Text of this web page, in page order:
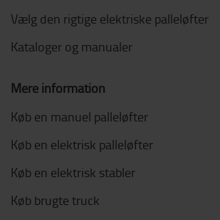
Vælg den rigtige elektriske palleløfter
Kataloger og manualer
Mere information
Køb en manuel palleløfter
Køb en elektrisk palleløfter
Køb en elektrisk stabler
Køb brugte truck